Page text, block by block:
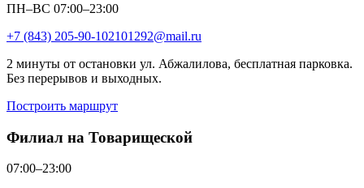
ПН–ВС 07:00–23:00
+7 (843) 205-90-102101292@mail.ru
2 минуты от остановки ул. Абжалилова, бесплатная парковка.
Без перерывов и выходных.
Построить маршрут
Филиал на Товарищеской
07:00–23:00